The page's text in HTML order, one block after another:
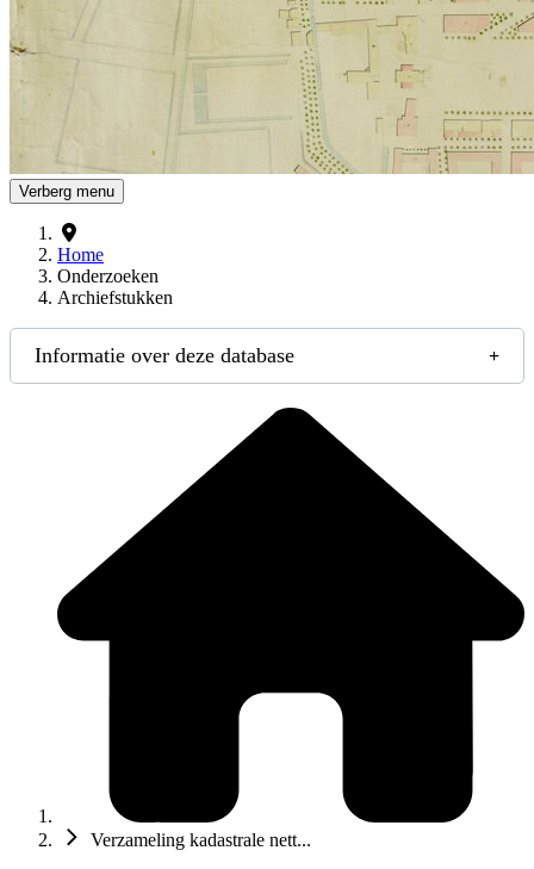
Verberg menu
Home
Onderzoeken
Archiefstukken
Informatie over deze database
Verzameling kadastrale nett...